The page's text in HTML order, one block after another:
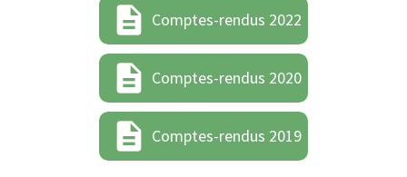
description Comptes-rendus 2022
description Comptes-rendus 2020
description Comptes-rendus 2019